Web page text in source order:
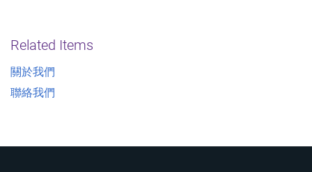
Related Items
關於我們
聯絡我們